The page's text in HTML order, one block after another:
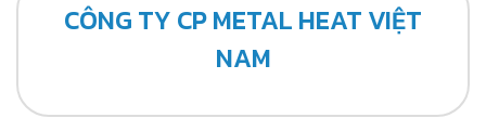
CÔNG TY CP METAL HEAT VIỆT
NAM